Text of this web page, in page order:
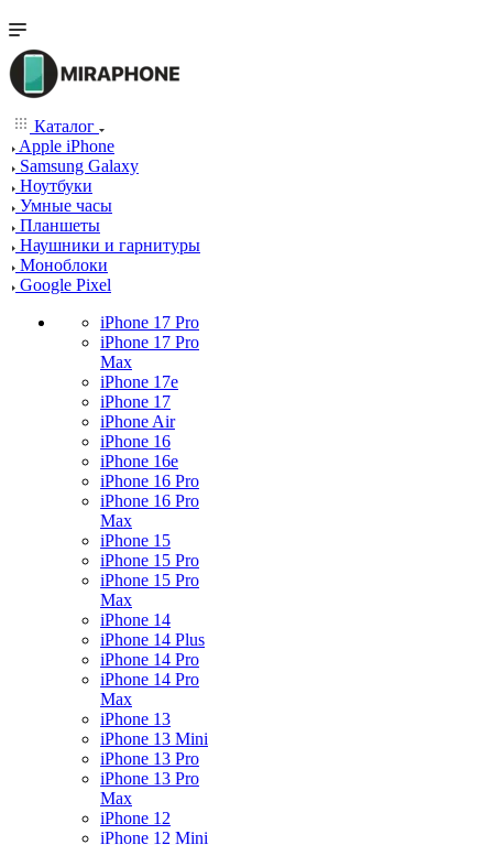
Каталог
Apple iPhone
Samsung Galaxy
Ноутбуки
Умные часы
Планшеты
Наушники и гарнитуры
Моноблоки
Google Pixel
iPhone 17 Pro
iPhone 17 Pro
Max
iPhone 17e
iPhone 17
iPhone Air
iPhone 16
iPhone 16e
iPhone 16 Pro
iPhone 16 Pro
Max
iPhone 15
iPhone 15 Pro
iPhone 15 Pro
Max
iPhone 14
iPhone 14 Plus
iPhone 14 Pro
iPhone 14 Pro
Max
iPhone 13
iPhone 13 Mini
iPhone 13 Pro
iPhone 13 Pro
Max
iPhone 12
iPhone 12 Mini